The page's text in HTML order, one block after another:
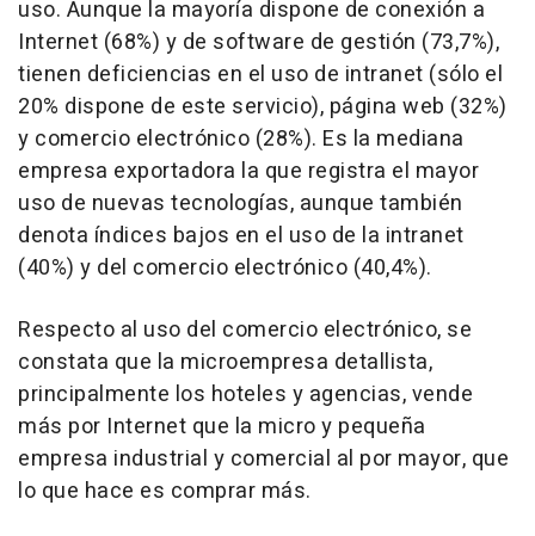
uso. Aunque la mayoría dispone de conexión a
Internet (68%) y de software de gestión (73,7%),
tienen deficiencias en el uso de intranet (sólo el
20% dispone de este servicio), página web (32%)
y comercio electrónico (28%). Es la mediana
empresa exportadora la que registra el mayor
uso de nuevas tecnologías, aunque también
denota índices bajos en el uso de la intranet
(40%) y del comercio electrónico (40,4%).
Respecto al uso del comercio electrónico, se
constata que la microempresa detallista,
principalmente los hoteles y agencias, vende
más por Internet que la micro y pequeña
empresa industrial y comercial al por mayor, que
lo que hace es comprar más.